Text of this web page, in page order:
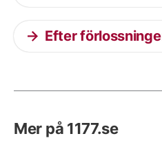
Efter
Mer på 1177.se